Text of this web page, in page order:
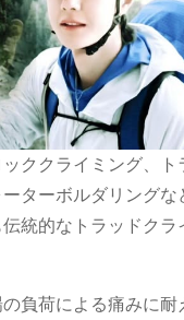
ククライミング、
ターボルダリングな
統的なトラッドク
負荷による痛みに耐